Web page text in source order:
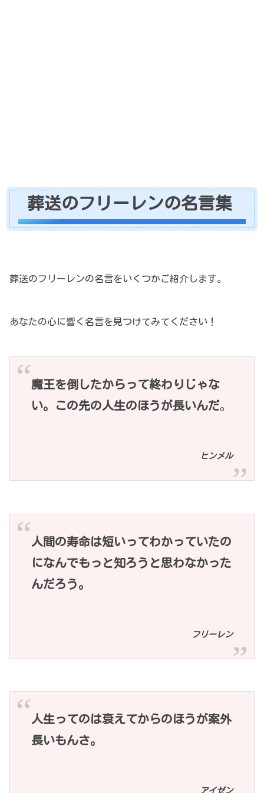
葬送のフリーレンの名言集
葬送のフリーレンの名言をいくつかご紹介します。
あなたの心に響く名言を見つけてみてください！
魔王を倒したからって終わりじゃな
い。この先の人生のほうが長いんだ。
ヒンメル
人間の寿命は短いってわかっていたの
になんでもっと知ろうと思わなかった
んだろう。
フリーレン
人生ってのは衰えてからのほうが案外
長いもんさ。
アイゼン